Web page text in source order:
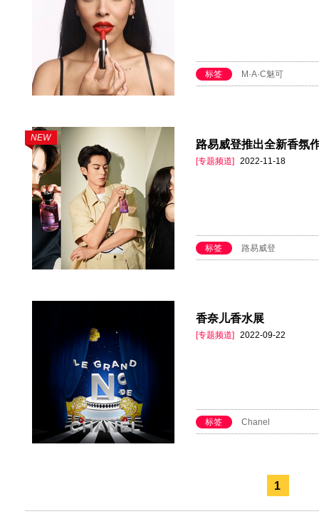
标签 M·A·C魅可
NEW
路易威登推出全新香氛
[专题频道] 2022-11-18
标签 路易威登
香奈儿香水展
[专题频道] 2022-09-22
标签 Chanel
1